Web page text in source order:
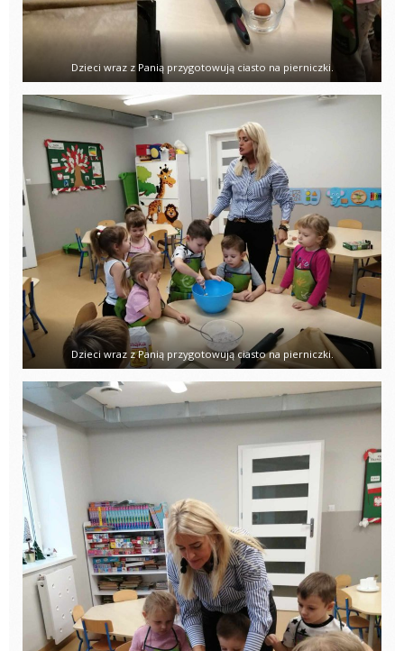
Dzieci wraz z Panią przygotowują ciasto na pierniczki.
Dzieci wraz z Panią przygotowują ciasto na pierniczki.